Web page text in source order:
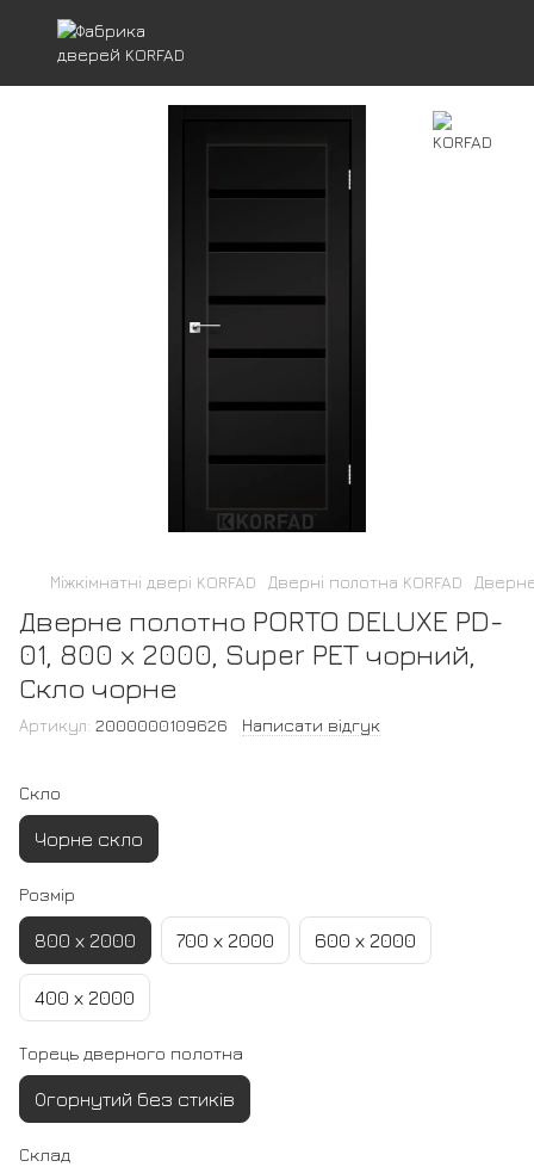
Міжкімнатні двері KORFAD Дверні полотна KORFAD
Дверне полотно PORTO DELUXE PD-
01, 800 х 2000, Super PET чорний,
Скло чорне
Артикул: 2000000109626 Написати відгук
Скло
Чорне скло
Розмір
800 х 2000 700 х 2000 600 х 2000
400 х 2000
Торець дверного полотна
Огорнутий без стиків
Склад